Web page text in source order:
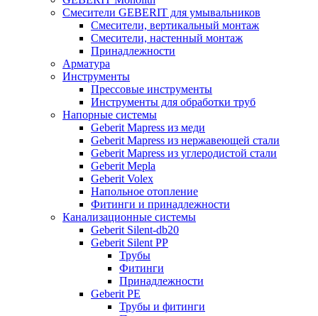
Смесители GEBERIT для умывальников
Смесители, вертикальный монтаж
Смесители, настенный монтаж
Принадлежности
Арматура
Инструменты
Прессовые инструменты
Инструменты для обработки труб
Напорные системы
Geberit Mapress из меди
Geberit Mapress из нержавеющей стали
Geberit Mapress из углеродистой стали
Geberit Mepla
Geberit Volex
Напольное отопление
Фитинги и принадлежности
Канализационные системы
Geberit Silent-db20
Geberit Silent PP
Трубы
Фитинги
Принадлежности
Geberit PE
Трубы и фитинги